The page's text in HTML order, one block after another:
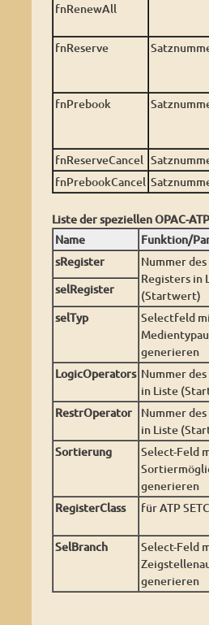
fnRenewAll
fnReserve
fnPrebook
fnReserveCancel
fnPrebookCancel
Liste der speziellen OPAC-
Name
Funktion/
sRegister
Nummer des
Registers in
(Startwert)
selRegister
selTyp
Selectfeld
generieren
LogicOperators Nummer
in Liste
RestrOperator
Nummer
in Liste
Sortierung
Select-Feld
generieren
RegisterClass
für ATP
SelBranch
Select-Feld
generieren